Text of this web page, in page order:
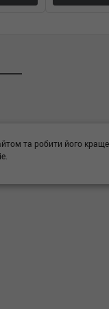
та робити його краще.